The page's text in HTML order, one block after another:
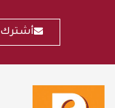
أشترك